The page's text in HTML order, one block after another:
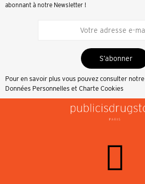
abonnant à notre Newsletter !
S’abonner
Pour en savoir plus vous pouvez consulter notre
Données Personnelles et Charte Cookies